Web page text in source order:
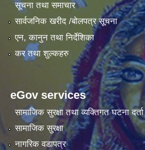
सूचना तथा समाचार
सार्वजनिक खरीद /बोलपत्र सूचना
एन, कानुन तथा निर्देशिका
कर तथा शुल्कहरु
eGov services
सामाजिक सुरक्षा तथा व्यक्तिगत घटना दर्ता
सामाजिक सुरक्षा
नागरिक वडापत्र